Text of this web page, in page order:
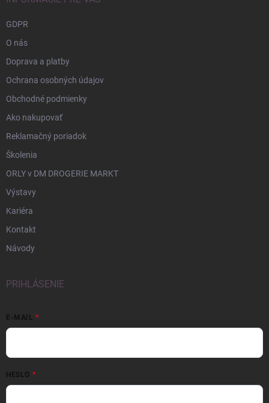
GDPR
O nás
Doprava a platby
Ochrana osobných údajov
Obchodné podmienky
Ako nakupovať
Reklamačný poriadok
Školenia
ORLY v DM DROGERIE MARKT
Výstavy
Kariéra
Kontakt
Návody
PRIHLÁSENIE
E-MAIL
HESLO